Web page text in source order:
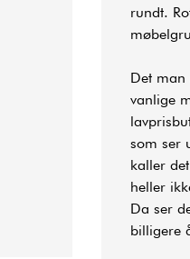
rundt.
Det
vanlige
som ser
kaller
heller
Da ser
billigere